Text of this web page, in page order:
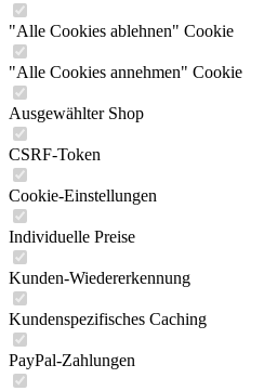
"Alle Cookies ablehnen" Cookie
"Alle Cookies annehmen" Cookie
Ausgewählter Shop
CSRF-Token
Cookie-Einstellungen
Individuelle Preise
Kunden-Wiedererkennung
Kundenspezifisches Caching
PayPal-Zahlungen